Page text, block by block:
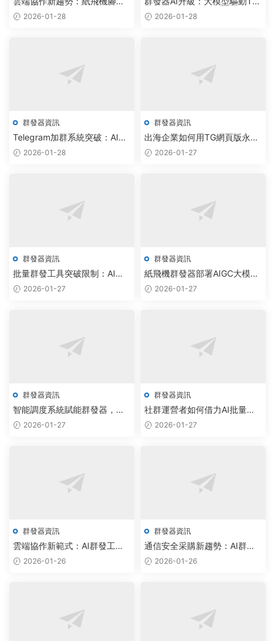
報價融合AI群發器，打造智能
2026-01-28
拉人軟件實現自動化社群采集
2026-01-28
群發器資訊
Telegram加群系統突破：AI調
度引擎實現雲端社群無限擴展
2026-01-28
群發器資訊
出海企業如何用TG網頁版永久
版+飛機群發器實現全球社群智
2026-01-27
群發器資訊
批量群發工具突破限制：AI驅
動通訊自動化，重塑企業協同
2026-01-27
群發器資訊
紙飛機群發器部署AIGC大模
型，實現TG私信自動化調度新
2026-01-27
群發器資訊
智能調度系統賦能群發器，免
費監聽機器人重塑協同效率
2026-01-27
群發器資訊
社群運營者如何借力AI批量管
理工具，實現用戶精準觸達與
2026-01-27
群發器資訊
雲端協作新範式：AI群發工具
報價透明化激活千億市場
2026-01-26
群發器資訊
通信安全采購新趨勢：AI群發
器實現智能調度與雲原生部署
2026-01-26